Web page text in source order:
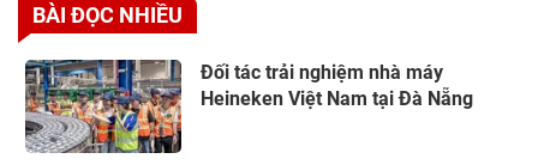
BÀI ĐỌC NHIỀU
Đối tác trải nghiệm nhà máy
Heineken Việt Nam tại Đà Nẵng